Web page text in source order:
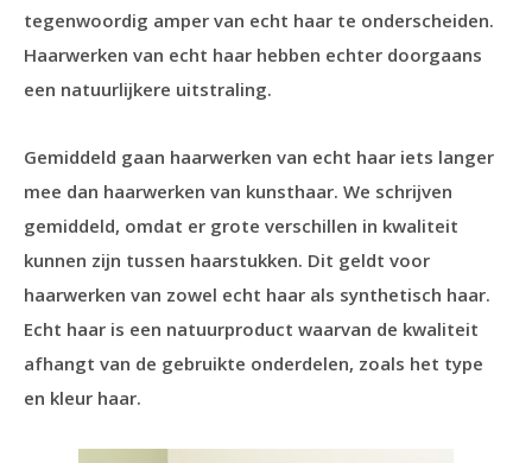
tegenwoordig amper van echt haar te onderscheiden.
Haarwerken van echt haar hebben echter doorgaans
een natuurlijkere uitstraling.
Gemiddeld gaan haarwerken van echt haar iets langer
mee dan haarwerken van kunsthaar. We schrijven
gemiddeld, omdat er grote verschillen in kwaliteit
kunnen zijn tussen haarstukken. Dit geldt voor
haarwerken van zowel echt haar als synthetisch haar.
Echt haar is een natuurproduct waarvan de kwaliteit
afhangt van de gebruikte onderdelen, zoals het type
en kleur haar.